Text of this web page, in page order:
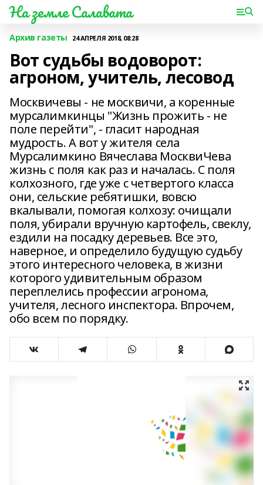
На земле Салавата
Архив газеты 24 АПРЕЛЯ 2018, 08:28
Вот судьбы водоворот:
агроном, учитель, лесовод
Москвичевы - не москвичи, а коренные
мурсалимкинцы "Жизнь прожить - не
поле перейти", - гласит народная
мудрость. А вот у жителя села
Мурсалимкино Вячеслава МосквиЧева
жизнь с поля как раз и началась. С поля
колхозного, где уже с четвертого класса
они, сельские ребятишки, вовсю
вкалывали, помогая колхозу: очищали
поля, убирали вручную картофель, свеклу,
ездили на посадку деревьев. Все это,
наверное, и определило будущую судьбу
этого интересного человека, в жизни
которого удивительным образом
переплелись профессии агронома,
учителя, лесного инспектора. Впрочем,
обо всем по порядку.